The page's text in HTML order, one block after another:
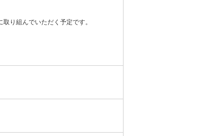
り組んでいただく予定です。